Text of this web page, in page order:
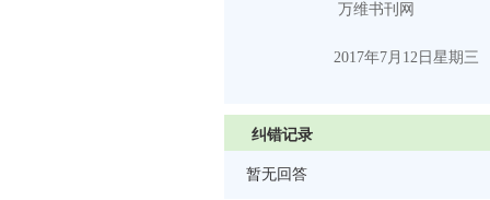
万维书刊网
2017年7月 12 日 星期三
纠错记录
暂无回答